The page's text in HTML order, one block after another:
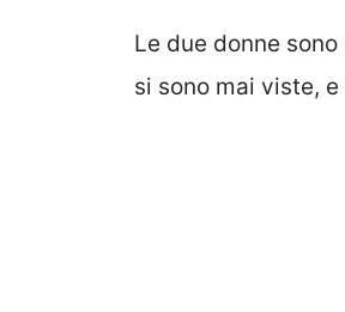
Le due donne
si sono mai viste,